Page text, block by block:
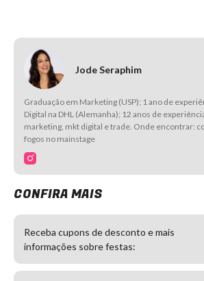
Jode Seraphim
Graduação em Marketing (USP); 1 ano de
Digital na DHL (Alemanha); 12 anos de
marketing, mkt digital e trade. Onde encontrar:
fogos no mainstage
CONFIRA MAIS
Receba cupons de desconto e mais
informações sobre festas: